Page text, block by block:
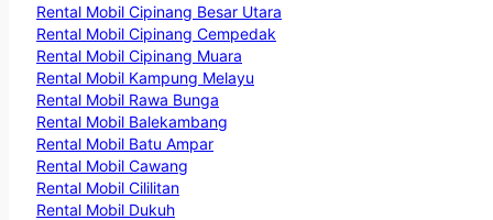
Rental Mobil Cipinang Besar Utara
Rental Mobil Cipinang Cempedak
Rental Mobil Cipinang Muara
Rental Mobil Kampung Melayu
Rental Mobil Rawa Bunga
Rental Mobil Balekambang
Rental Mobil Batu Ampar
Rental Mobil Cawang
Rental Mobil Cililitan
Rental Mobil Dukuh